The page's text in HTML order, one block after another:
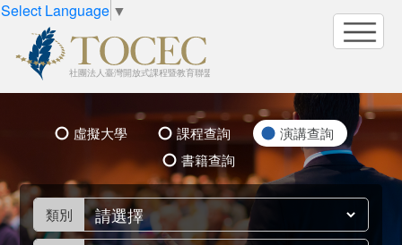
Select Language ▼
虛擬大學 課程查詢
演講查詢
書籍查詢
類別